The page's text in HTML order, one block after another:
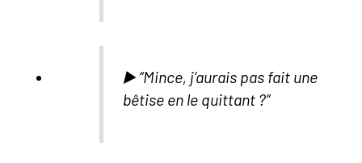
▶️ “Mince, j’aurais pas fait une
bêtise en le quittant ?”